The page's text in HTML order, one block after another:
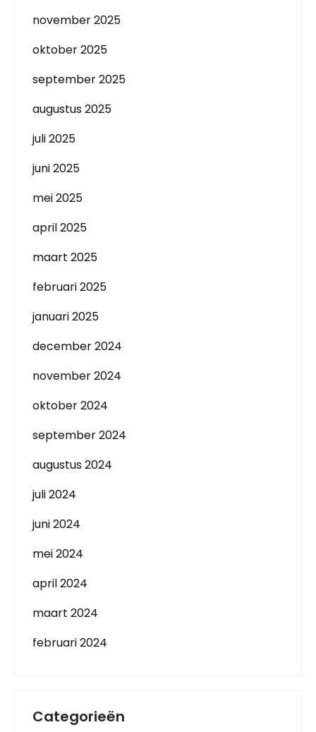
november 2025
oktober 2025
september 2025
augustus 2025
juli 2025
juni 2025
mei 2025
april 2025
maart 2025
februari 2025
januari 2025
december 2024
november 2024
oktober 2024
september 2024
augustus 2024
juli 2024
juni 2024
mei 2024
april 2024
maart 2024
februari 2024
Categorieën